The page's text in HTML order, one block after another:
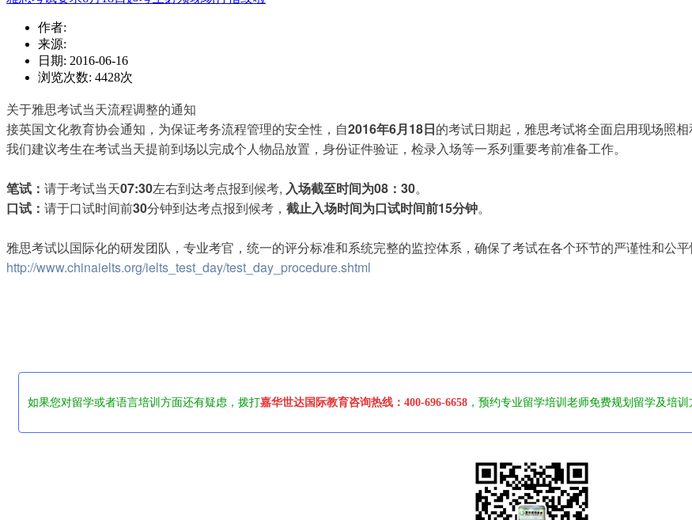
作者:
来源:
日期: 2016-06-16
浏览次数: 4428次
关于雅思考试当天流程调整的通知
接英国文化教育协会通知，为保证考务流程管理的安全性，自2016年6月18日的考试日期起，雅思考试将全面启用现场照
我们建议考生在考试当天提前到场以完成个人物品放置，身份证件验证，检录入场等一系列重要考前准备工作。
笔试： 请于考试当天07:30左右到达考点报到候考, 入场截至时间为08 ： 30。
口试： 请于口试时间前30分钟到达考点报到候考， 截止入场时间为口试时间前15分钟。
雅思考试以国际化的研发团队，专业考官，统一的评分标准和系统完整的监控体系，确保了考试在各个环节的严谨性和公
http://www.chinaielts.org/ielts_test_day/test_day_procedure.shtml
如果您对留学或者语言培训方面还有疑虑，拨打嘉华世达国际教育咨询热线：400-696-6658 ，预约专业留学培训老师免费规划留学及培